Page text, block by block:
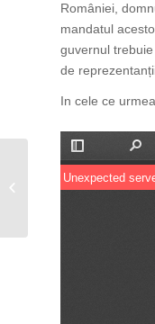
României,
mandatul
guvernul
de
In cele ce
Seminar ETUI-HESA –
Aspecte privind